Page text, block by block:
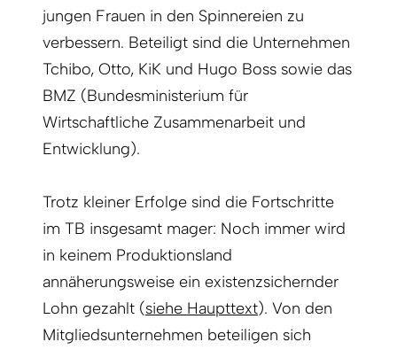
jungen Frauen in den Spinnereien zu
verbessern. Beteiligt sind die Unternehmen
Tchibo, Otto, KiK und Hugo Boss sowie das
BMZ (Bundesministerium für
Wirtschaftliche Zusammenarbeit und
Entwicklung).
Trotz kleiner Erfolge sind die Fortschritte
im TB insgesamt mager: Noch immer wird
in keinem Produktionsland
annäherungsweise ein existenzsichernder
Lohn gezahlt (siehe Haupttext). Von den
Mitgliedsunternehmen beteiligen sich